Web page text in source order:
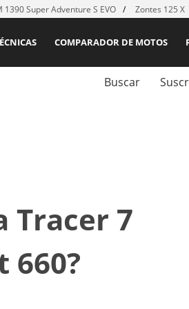
1390 Super Adventure S EVO Zontes 125 X
COMPARADOR DE MOTOS
Buscar
Tracer 7
660?